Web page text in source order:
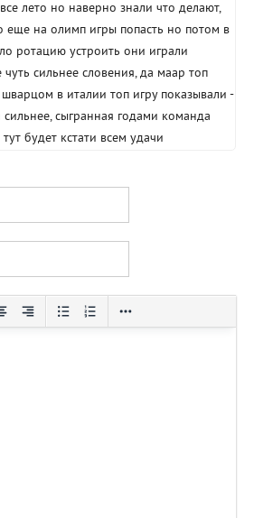
лето но наверно знали что делают,
еще на олимп игры попасть но потом в
ротацию устроить они играли
сильнее словения, да маар топ
в италии топ игру показывали -
сыгранная годами команда
будет кстати всем удачи